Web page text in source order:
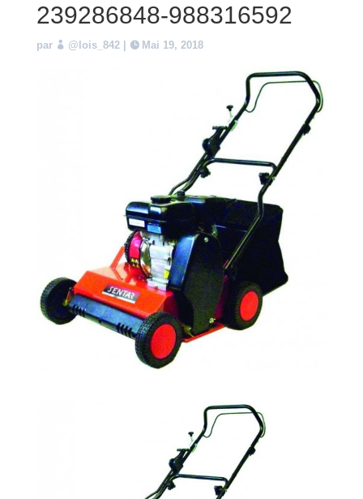
239286848-988316592
par @lois_842| Mai 19, 2018